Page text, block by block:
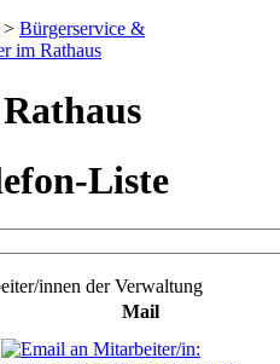
> Bürgerservice &
im Rathaus
Liste
innen der Verwaltung
Mail